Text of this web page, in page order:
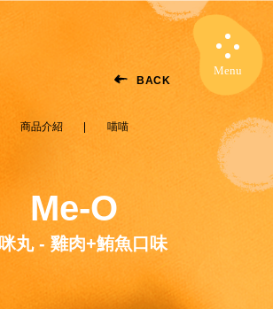
MenuClose
BACK
商品介紹 喵喵
Me-O
丸 - 雞肉+鮪魚口味